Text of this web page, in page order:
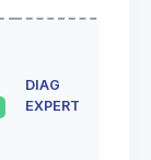
DIAG
EXPERT